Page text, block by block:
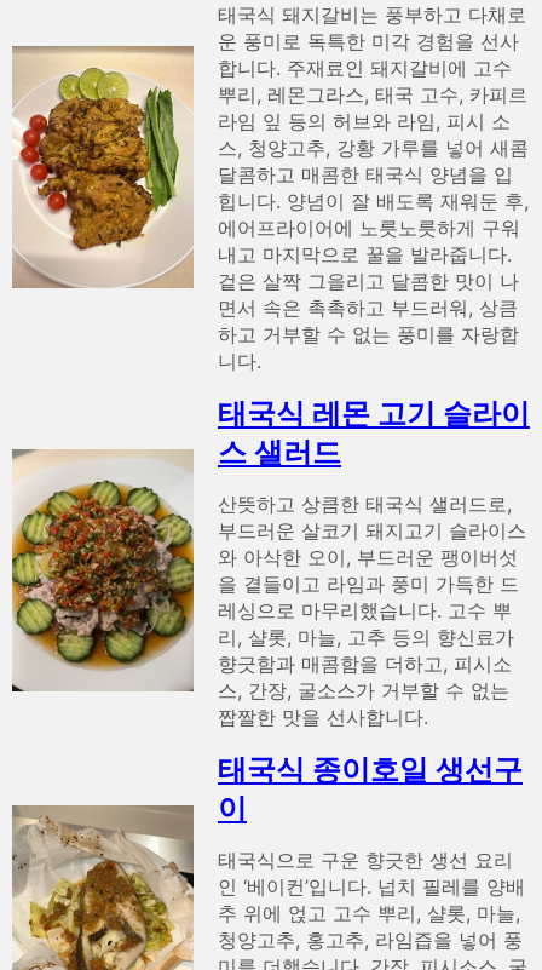
태국식 돼지갈비는 풍부하고 다채로
운 풍미로 독특한 미각 경험을 선사
합니다. 주재료인 돼지갈비에 고수
뿌리, 레몬그라스, 태국 고수, 카피르
라임 잎 등의 허브와 라임, 피시 소
스, 청양고추, 강황 가루를 넣어 새콤
달콤하고 매콤한 태국식 양념을 입
힙니다. 양념이 잘 배도록 재워둔 후,
에어프라이어에 노릇노릇하게 구워
내고 마지막으로 꿀을 발라줍니다.
겉은 살짝 그을리고 달콤한 맛이 나
면서 속은 촉촉하고 부드러워, 상큼
하고 거부할 수 없는 풍미를 자랑합
니다.
태국식 레몬 고기 슬라이
스 샐러드
산뜻하고 상큼한 태국식 샐러드로,
부드러운 살코기 돼지고기 슬라이스
와 아삭한 오이, 부드러운 팽이버섯
을 곁들이고 라임과 풍미 가득한 드
레싱으로 마무리했습니다. 고수 뿌
리, 샬롯, 마늘, 고추 등의 향신료가
향긋함과 매콤함을 더하고, 피시소
스, 간장, 굴소스가 거부할 수 없는
짭짤한 맛을 선사합니다.
태국식 종이호일 생선구
이
태국식으로 구운 향긋한 생선 요리
인 ‘베이컨’입니다. 넙치 필레를 양배
추 위에 얹고 고수 뿌리, 샬롯, 마늘,
청양고추, 홍고추, 라임즙을 넣어 풍